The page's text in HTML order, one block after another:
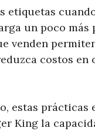
etiquetas
un poco más
venden
costos en
estas prácticas
King la